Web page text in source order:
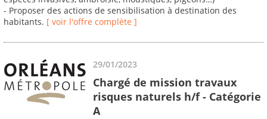
- Proposer des actions de sensibilisation à destination des
habitants. [ voir l'offre complète ]
29/01/2023
Chargé de mission travaux
risques naturels h/f - Catégorie
A